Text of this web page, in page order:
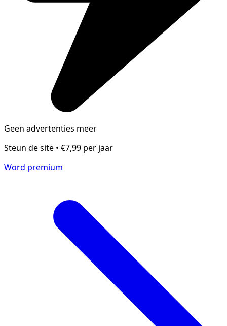
Geen advertenties meer
Steun de site • €7,99 per jaar
Word premium